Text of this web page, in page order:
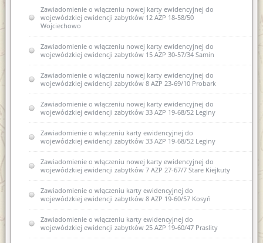
Zawiadomienie o włączeniu nowej karty ewidencyjnej do
wojewódzkiej ewidencji zabytków 12 AZP 18-58/50
Wojciechowo
Zawiadomienie o włączeniu nowej karty ewidencyjnej do
wojewódzkiej ewidencji zabytków 15 AZP 30-57/34 Samin
Zawiadomienie o włączeniu nowej karty ewidencyjnej do
wojewódzkiej ewidencji zabytków 8 AZP 23-69/10 Probark
Zawiadomienie o włączeniu nowej karty ewidencyjnej do
wojewódzkiej ewidencji zabytków 33 AZP 19-68/52 Leginy
Zawiadomienie o włączeniu karty ewidencyjnej do
wojewódzkiej ewidencji zabytków 33 AZP 19-68/52 Leginy
Zawiadomienie o włączeniu nowej karty ewidencyjnej do
wojewódzkiej ewidencji zabytków 7 AZP 27-67/7 Stare Kiejkuty
Zawiadomienie o włączeniu karty ewidencyjnej do
wojewódzkiej ewidencji zabytków 8 AZP 19-60/57 Kosyń
Zawiadomienie o włączeniu karty ewidencyjnej do
wojewódzkiej ewidencji zabytków 25 AZP 19-60/47 Praslity